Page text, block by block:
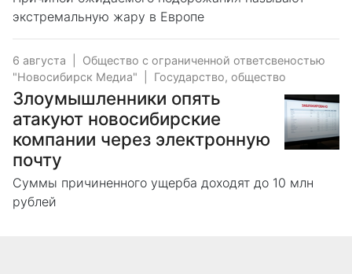
экстремальную жару в Европе
6 августа
Общество с ограниченной ответсвеностью
"Новосибирск Медиа"
Государство, общество
Злоумышленники опять
атакуют новосибирские
компании через электронную
почту
Суммы причиненного ущерба доходят до 10 млн
рублей